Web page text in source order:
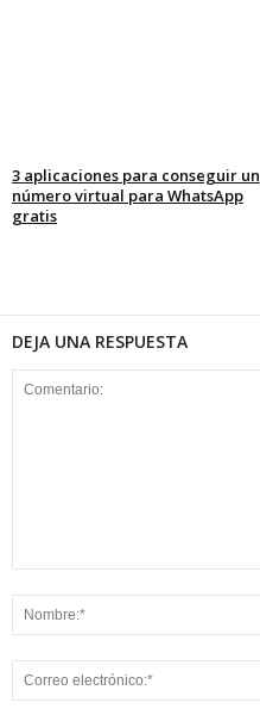
3 aplicaciones para conseguir un
número virtual para WhatsApp
gratis
DEJA UNA RESPUESTA